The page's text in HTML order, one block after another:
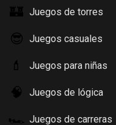
🏰 Juegos de torres
😎 Juegos casuales
💄 Juegos para niñas
🧠 Juegos de lógica
🏎️ Juegos de carreras